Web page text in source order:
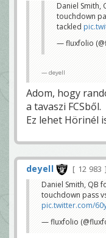
Daniel Smith,
touchdown
tackled
— fluxfolio
deyell
Adom, hogy
a tavaszi FCSből.
Ez lehet Hörinél
deyell 12 983
Daniel Smith, QB
touchdown pass
pic.twitter.com/
— fluxfolio